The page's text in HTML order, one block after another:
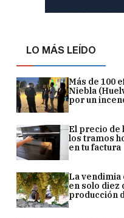
LO MÁS LEÍDO
Más de 100
Niebla
por un
El precio de
los tramos
en tu factura
La vendimia
en solo diez
producción